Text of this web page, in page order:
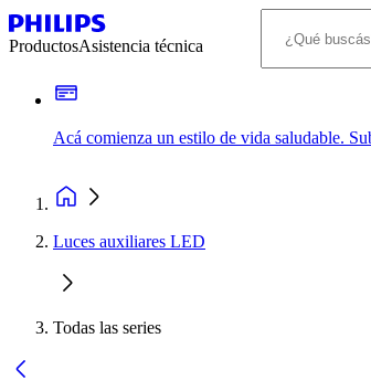
ProductosAsistencia técnica
Acá comienza un estilo de vida saludable.
Luces auxiliares LED
Todas las series